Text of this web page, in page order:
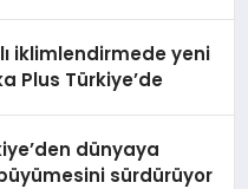
iklimlendirmede yeni
Plus Türkiye’de
dünyaya
sürdürüyor